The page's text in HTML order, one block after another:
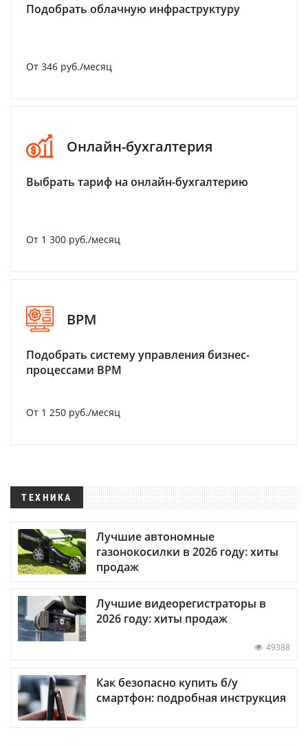
Подобрать облачную инфраструктуру
От 346 руб./месяц
Онлайн-бухгалтерия
Выбрать тариф на онлайн-бухгалтерию
От 1 300 руб./месяц
BPM
Подобрать систему управления бизнес-
процессами BPM
От 1 250 руб./месяц
ТЕХНИКА
Лучшие автономные
газонокосилки в 2026 году: хиты
продаж
Лучшие видеорегистраторы в
2026 году: хиты продаж
49388
Как безопасно купить б/у
смартфон: подробная инструкция